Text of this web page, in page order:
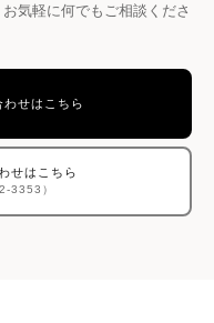
お気軽に何でもご相談くださ
わせはこちら
せはこちら
3353）